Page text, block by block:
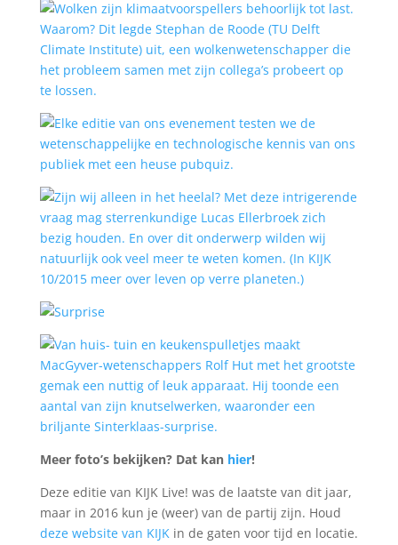
Meer foto’s bekijken? Dat kan hier!
Deze editie van KIJK Live! was de laatste van dit jaar,
maar in 2016 kun je (weer) van de partij zijn. Houd
deze website van KIJK in de gaten voor tijd en locatie.